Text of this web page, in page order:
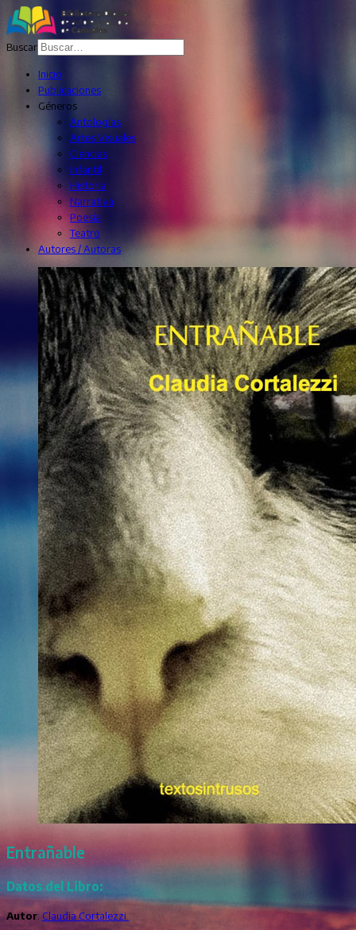
Buscar
Inicio
Publicaciones
Géneros
Antologías
Artes Visuales
Ciencias
Infantil
Historia
Narrativa
Poesía
Teatro
Autores / Autoras
Entrañable
Datos del Libro:
Autor: Claudia Cortalezzi.